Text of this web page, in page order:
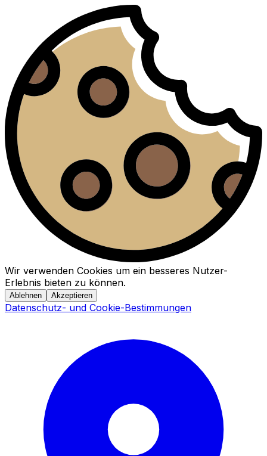
Wir verwenden Cookies um ein besseres Nutzer-
Erlebnis bieten zu können.
Ablehnen Akzeptieren
Datenschutz- und Cookie-Bestimmungen